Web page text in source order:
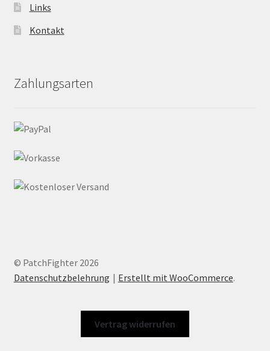
Links
Kontakt
Zahlungsarten
© PatchFighter 2026
Datenschutzbelehrung
Erstellt mit WooCommerce.
Vertrag widerrufen